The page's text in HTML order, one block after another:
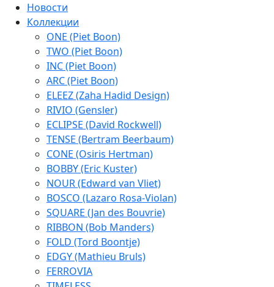
Новости
Коллекции
ONE (Piet Boon)
TWO (Piet Boon)
INC (Piet Boon)
ARC (Piet Boon)
ELEEZ (Zaha Hadid Design)
RIVIO (Gensler)
ECLIPSE (David Rockwell)
TENSE (Bertram Beerbaum)
CONE (Osiris Hertman)
BOBBY (Eric Kuster)
NOUR (Edward van Vliet)
BOSCO (Lazaro Rosa-Violan)
SQUARE (Jan des Bouvrie)
RIBBON (Bob Manders)
FOLD (Tord Boontje)
EDGY (Mathieu Bruls)
FERROVIA